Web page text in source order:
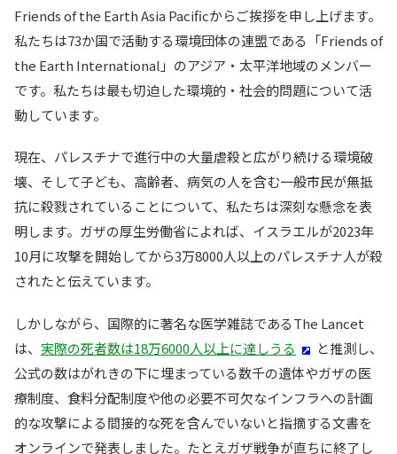
Friends of the Earth Asia Pacificからご挨拶を申し上げます。
私たちは73か国で活動する環境団体の連盟である「Friends of
the Earth International」のアジア・太平洋地域のメンバー
です。私たちは最も切迫した環境的・社会的問題について活
動しています。
現在、パレスチナで進行中の大量虐殺と広がり続ける環境破
壊、そして子ども、高齢者、病気の人を含む一般市民が無抵
抗に殺戮されていることについて、私たちは深刻な懸念を表
明します。ガザの厚生労働省によれば、イスラエルが2023年
10月に攻撃を開始してから3万8000人以上のパレスチナ人が殺
されたと伝えています。
しかしながら、国際的に著名な医学雑誌であるThe Lancet
は、 実際の死者数は18万6000人以上に達しうる
と推測し、
公式の数はがれきの下に埋まっている数千の遺体やガザの医
療制度、食料分配制度や他の必要不可欠なインフラへの計画
的な攻撃による間接的な死を含んでいないと指摘する文書を
オンラインで発表しました。たとえガザ戦争が直ちに終了し